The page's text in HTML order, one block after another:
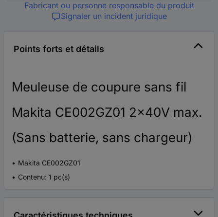
Fabricant ou personne responsable du produit
Signaler un incident juridique
Points forts et détails
Meuleuse de coupure sans fil
Makita CE002GZ01 2x40V max.
(Sans batterie, sans chargeur)
Makita CE002GZ01
Contenu: 1 pc(s)